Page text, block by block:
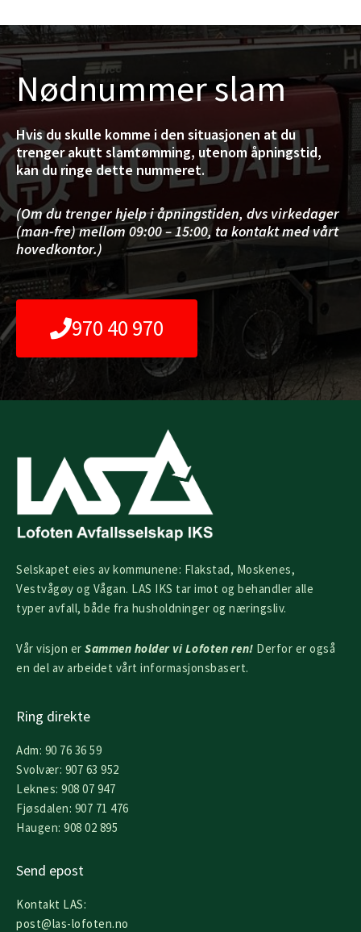
Nødnummer slam
Hvis du skulle komme i den situasjonen at du
trenger akutt slamtømming, utenom åpningstid,
kan du ringe dette nummeret.
(Om du trenger hjelp i åpningstiden, dvs virkedager
(man-fre) mellom 09:00 – 15:00, ta kontakt med vårt
hovedkontor.)
970 40 970
Selskapet eies av kommunene: Flakstad, Moskenes,
Vestvågøy og Vågan. LAS IKS tar imot og behandler alle
typer avfall, både fra husholdninger og næringsliv.
Vår visjon er Sammen holder vi Lofoten ren! Derfor er også
en del av arbeidet vårt informasjonsbasert.
Ring direkte
Adm: 90 76 36 59
Svolvær: 907 63 952
Leknes: 908 07 947
Fjøsdalen: 907 71 476
Haugen: 908 02 895
Send epost
Kontakt LAS:
post@las-lofoten.no